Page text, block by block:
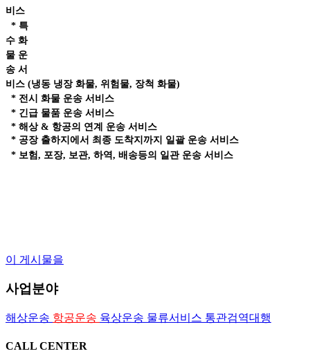
비스
* 특
수 화
물 운
송 서
비스 (냉동 냉장 화물, 위험물, 장척 화물)
* 전시 화물 운송 서비스
* 긴급 물품 운송 서비스
* 해상 & 항공의 연계 운송 서비스
* 공장 출하지에서 최종 도착지까지 일괄 운송 서비스
* 보험, 포장, 보관, 하역, 배송등의 일관 운송 서비스
이 게시물을
사업분야
해상운송 항공운송 육상운송 물류서비스 통관검역대행
CALL CENTER